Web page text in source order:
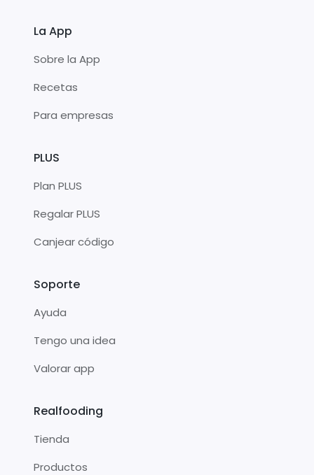
La App
Sobre la App
Recetas
Para empresas
PLUS
Plan PLUS
Regalar PLUS
Canjear código
Soporte
Ayuda
Tengo una idea
Valorar app
Realfooding
Tienda
Productos